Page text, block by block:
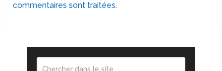
commentaires sont traitées.